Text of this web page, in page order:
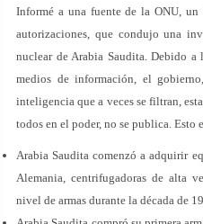
Informé a una fuente de la ONU, un
autorizaciones, que condujo una
nuclear de Arabia Saudita. Debido
medios de información, el
inteligencia que a veces se filtran,
todos en el poder, no se publica. Esto
Arabia Saudita comenzó a adquirir
Alemania, centrifugadoras de alta
nivel de armas durante la década de